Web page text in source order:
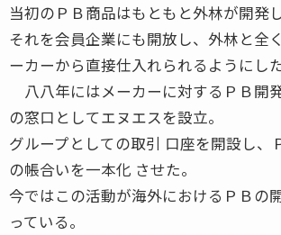
当初のＰＢ商品はもともと外林が開発
それを会員企業にも開放し、外林と全
ーカーから直接仕入れられるようにした
八八年にはメーカーに対するＰＢ開
の窓口としてエヌエスを設立。
グループとしての取引 口座を開設し、
の帳合いを一本化 させた。
今ではこの活動が海外におけるＰＢの
っている。